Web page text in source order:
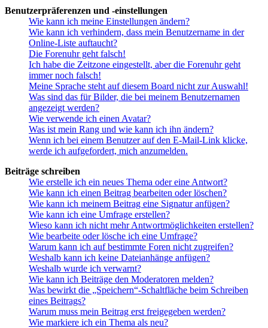
Benutzerpräferenzen und -einstellungen
Wie kann ich meine Einstellungen ändern?
Wie kann ich verhindern, dass mein Benutzername in der
Online-Liste auftaucht?
Die Forenuhr geht falsch!
Ich habe die Zeitzone eingestellt, aber die Forenuhr geht
immer noch falsch!
Meine Sprache steht auf diesem Board nicht zur Auswahl!
Was sind das für Bilder, die bei meinem Benutzernamen
angezeigt werden?
Wie verwende ich einen Avatar?
Was ist mein Rang und wie kann ich ihn ändern?
Wenn ich bei einem Benutzer auf den E-Mail-Link klicke,
werde ich aufgefordert, mich anzumelden.
Beiträge schreiben
Wie erstelle ich ein neues Thema oder eine Antwort?
Wie kann ich einen Beitrag bearbeiten oder löschen?
Wie kann ich meinem Beitrag eine Signatur anfügen?
Wie kann ich eine Umfrage erstellen?
Wieso kann ich nicht mehr Antwortmöglichkeiten erstellen?
Wie bearbeite oder lösche ich eine Umfrage?
Warum kann ich auf bestimmte Foren nicht zugreifen?
Weshalb kann ich keine Dateianhänge anfügen?
Weshalb wurde ich verwarnt?
Wie kann ich Beiträge den Moderatoren melden?
Was bewirkt die „Speichern“-Schaltfläche beim Schreiben
eines Beitrags?
Warum muss mein Beitrag erst freigegeben werden?
Wie markiere ich ein Thema als neu?